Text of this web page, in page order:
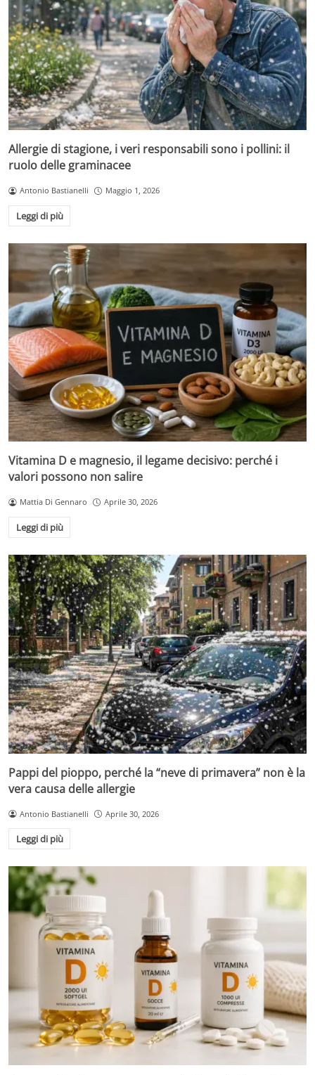
Allergie di stagione, i veri responsabili sono i pollini: il
ruolo delle graminacee
Antonio Bastianelli Maggio 1, 2026
Leggi di più
Vitamina D e magnesio, il legame decisivo: perché i
valori possono non salire
Mattia Di Gennaro Aprile 30, 2026
Leggi di più
Pappi del pioppo, perché la “neve di primavera” non è la
vera causa delle allergie
Antonio Bastianelli Aprile 30, 2026
Leggi di più